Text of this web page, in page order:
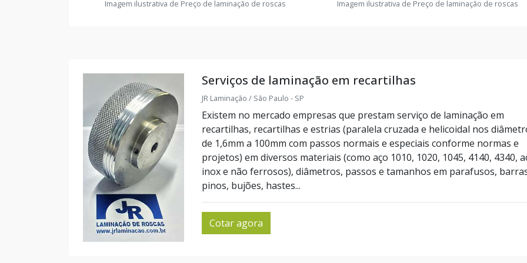
Imagem ilustrativa de Preço de laminação de roscas Imagem ilustrativa de Preço de laminação de roscas
Serviços de laminação em recartilhas
JR Laminação / São Paulo - SP
Existem no mercado empresas que prestam serviço de laminação em
recartilhas, recartilhas e estrias (paralela cruzada e helicoidal nos
de 1,6mm a 100mm com passos normais e especiais conforme normas e
projetos) em diversos materiais (como aço 1010, 1020, 1045, 4140, 4340,
inox e não ferrosos), diâmetros, passos e tamanhos em parafusos,
pinos, bujões, hastes...
Cotar agora